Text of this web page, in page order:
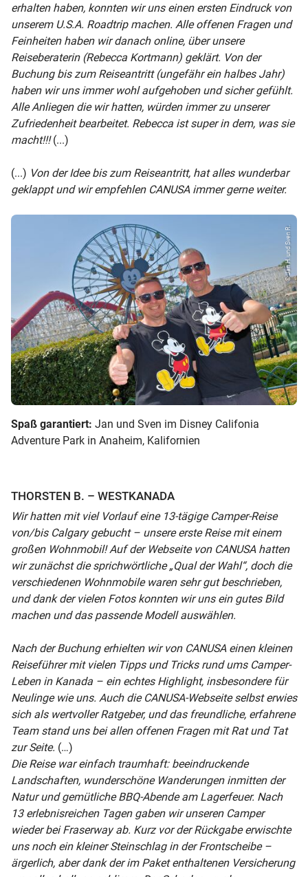
erhalten haben, konnten wir uns einen ersten Eindruck von
unserem U.S.A. Roadtrip machen. Alle offenen Fragen und
Feinheiten haben wir danach online, über unsere
Reiseberaterin (Rebecca Kortmann) geklärt. Von der
Buchung bis zum Reiseantritt (ungefähr ein halbes Jahr)
haben wir uns immer wohl aufgehoben und sicher gefühlt.
Alle Anliegen die wir hatten, würden immer zu unserer
Zufriedenheit bearbeitet. Rebecca ist super in dem, was sie
macht!!!(...)
(...) Von der Idee bis zum Reiseantritt, hat alles wunderbar
geklappt und wir empfehlen CANUSA immer gerne weiter.
© Jan H. und Sven R.
Spaß garantiert: Jan und Sven im Disney Califonia
Adventure Park in Anaheim, Kalifornien
THORSTEN B. – WESTKANADA
Wir hatten mit viel Vorlauf eine 13-tägige Camper-Reise
von/bis Calgary gebucht – unsere erste Reise mit einem
großen Wohnmobil! Auf der Webseite von CANUSA hatten
wir zunächst die sprichwörtliche „Qual der Wahl“, doch die
verschiedenen Wohnmobile waren sehr gut beschrieben,
und dank der vielen Fotos konnten wir uns ein gutes Bild
machen und das passende Modell auswählen.
Nach der Buchung erhielten wir von CANUSA einen kleinen
Reiseführer mit vielen Tipps und Tricks rund ums Camper-
Leben in Kanada – ein echtes Highlight, insbesondere für
Neulinge wie uns. Auch die CANUSA-Webseite selbst erwies
sich als wertvoller Ratgeber, und das freundliche, erfahrene
Team stand uns bei allen offenen Fragen mit Rat und Tat
zur Seite. (…)
Die Reise war einfach traumhaft: beeindruckende
Landschaften, wunderschöne Wanderungen inmitten der
Natur und gemütliche BBQ-Abende am Lagerfeuer. Nach
13 erlebnisreichen Tagen gaben wir unseren Camper
wieder bei Fraserway ab. Kurz vor der Rückgabe erwischte
uns noch ein kleiner Steinschlag in der Frontscheibe –
ärgerlich, aber dank der im Paket enthaltenen Versicherung